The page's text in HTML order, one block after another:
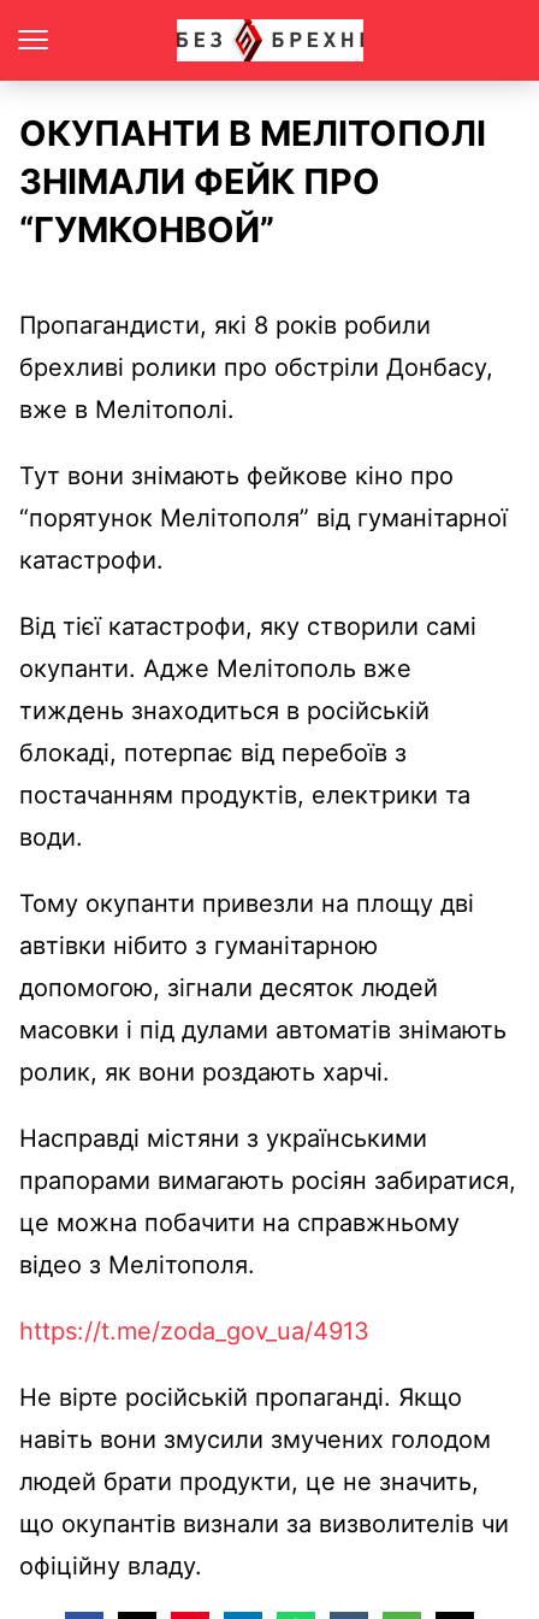
ОКУПАНТИ В МЕЛІТОПОЛІ
ЗНІМАЛИ ФЕЙК ПРО
“ГУМКОНВОЙ”
Пропагандисти, які 8 років робили
брехливі ролики про обстріли Донбасу,
вже в Мелітополі.
Тут вони знімають фейкове кіно про
“порятунок Мелітополя” від гуманітарної
катастрофи.
Від тієї катастрофи, яку створили самі
окупанти. Адже Мелітополь вже
тиждень знаходиться в російській
блокаді, потерпає від перебоїв з
постачанням продуктів, електрики та
води.
Тому окупанти привезли на площу дві
автівки нібито з гуманітарною
допомогою, зігнали десяток людей
масовки і під дулами автоматів знімають
ролик, як вони роздають харчі.
Насправді містяни з українськими
прапорами вимагають росіян забиратися,
це можна побачити на справжньому
відео з Мелітополя.
https://t.me/zoda_gov_ua/4913
Не вірте російській пропаганді. Якщо
навіть вони змусили змучених голодом
людей брати продукти, це не значить,
що окупантів визнали за визволителів чи
офіційну владу.